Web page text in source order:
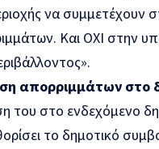
να συμμετέχουν
Και ΟΧΙ στην
απορριμμάτων στο
του στο ενδεχόμενο
το δημοτικό